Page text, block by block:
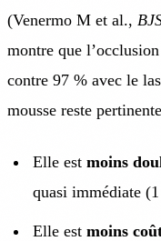
(Venermo M et al.,
montre que
contre 97 % avec le
mousse reste
Elle est moins
quasi immédiate
Elle est moins